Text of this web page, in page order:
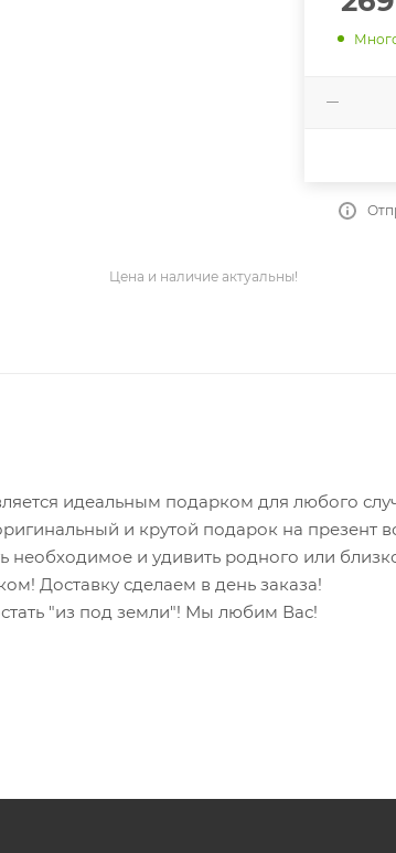
Цена и наличие актуальны!
идеальным подарком для любого
и крутой подарок на презент
и удивить родного или
Доставку сделаем в день заказа!
"из под земли"! Мы любим Вас!